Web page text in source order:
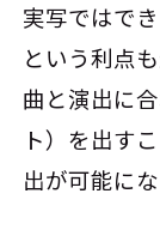
実写ではで
という利点
曲と演出に
ト）を出す
出が可能にな